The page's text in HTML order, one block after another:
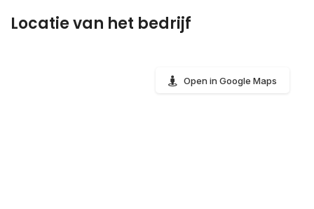
Locatie van het bedrijf
Open in Google Maps